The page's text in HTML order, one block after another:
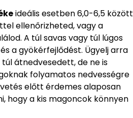
ideális esetben 6,0-6,5 között
ellenőrizheted, vagy a
A túl savas vagy túl lúgos
a gyökérfejlődést. Ügyelj arra
átnedvesedett, de ne is
folyamatos nedvességre
előtt érdemes alaposan
hogy a kis magoncok könnyen